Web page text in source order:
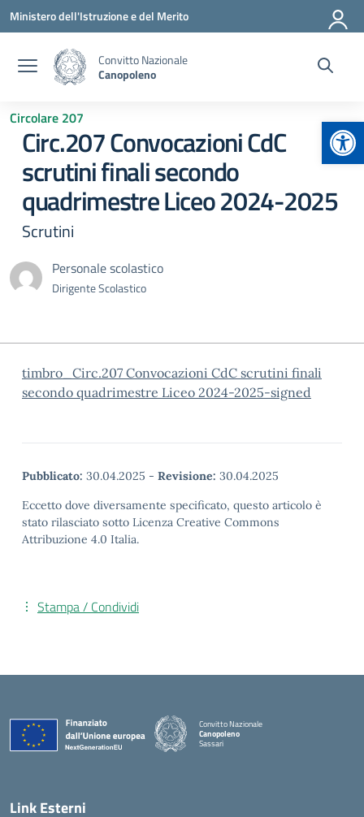
Vai ai contenuti
Vai al menu di navigazione
Vai al footer
Ministero dell'Istruzione e del Merito
Convitto Nazionale
Canopoleno
Circolare 207
Circ.207 Convocazioni CdC
scrutini finali secondo
quadrimestre Liceo 2024-2025
Scrutini
Personale scolastico
Dirigente Scolastico
timbro_Circ.207 Convocazioni CdC scrutini finali
secondo quadrimestre Liceo 2024-2025-signed
Pubblicato: 30.04.2025 - Revisione: 30.04.2025
Eccetto dove diversamente specificato, questo articolo è
stato rilasciato sotto Licenza Creative Commons
Attribuzione 4.0 Italia.
Stampa / Condividi
Convitto Nazionale
Canopoleno
Sassari
Link Esterni